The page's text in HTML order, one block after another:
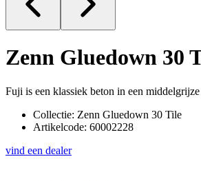
Zenn Gluedown 30
Fuji is een klassiek beton in een
Collectie: Zenn Gluedown 30 Tile
Artikelcode: 60002228
vind een dealer